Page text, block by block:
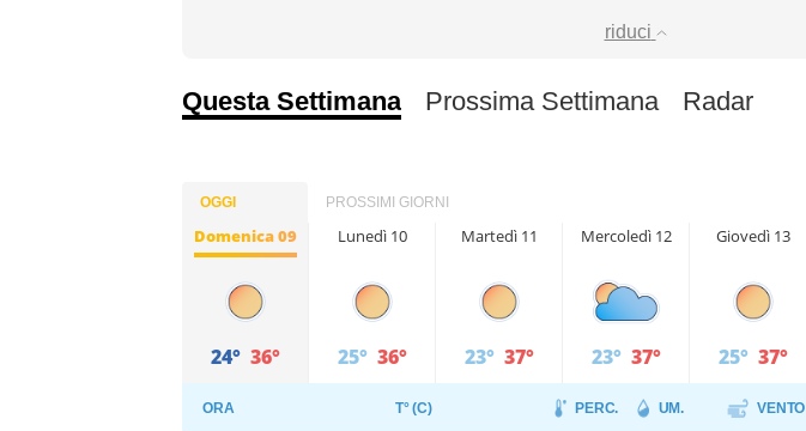
riduci
Questa Settimana Prossima Settimana Radar
OGGI PROSSIMI GIORNI
Domenica 09
24° 36°
Lunedì 10
25° 36°
Martedì 11
23° 37°
Mercoledì 12
23° 37°
Giovedì 13
25° 37°
ORA T° (C) PERC. UM. VENTO